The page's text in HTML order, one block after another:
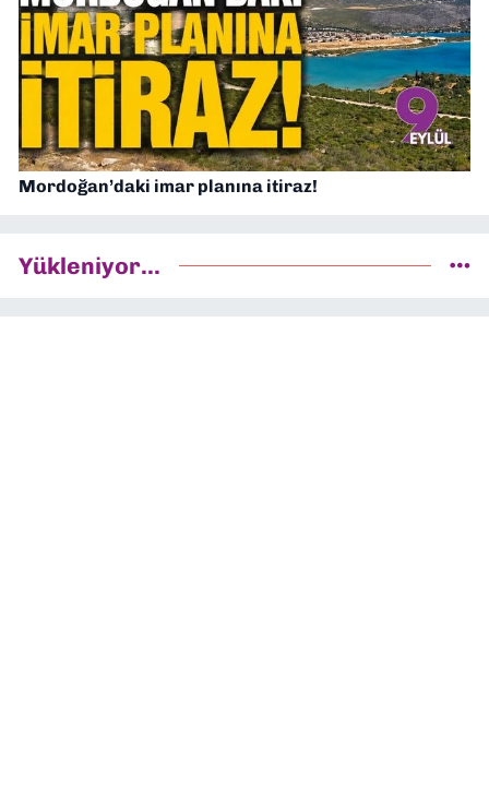
Mordoğan’daki imar planına itiraz!
Yükleniyor...